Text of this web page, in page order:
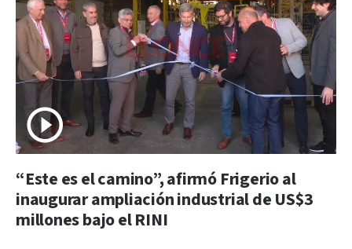
“Este es el camino”, afirmó Frigerio al
inaugurar ampliación industrial de US$3
millones bajo el RINI